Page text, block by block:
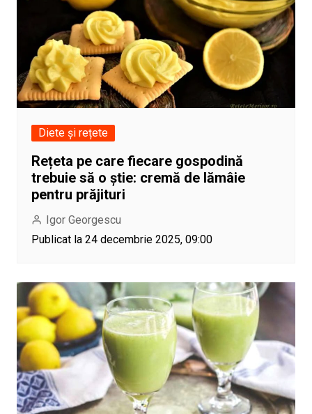
Diete și rețete
Rețeta pe care fiecare gospodină
trebuie să o știe: cremă de lămâie
pentru prăjituri
Igor Georgescu
Publicat la 24 decembrie 2025, 09:00